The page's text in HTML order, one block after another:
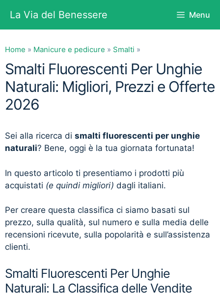
contenuto
La Via del Benessere Menu
Home » Manicure e pedicure » Smalti »
Smalti Fluorescenti Per Unghie
Naturali: Migliori, Prezzi e Offerte
2026
Sei alla ricerca di smalti fluorescenti per unghie
naturali? Bene, oggi è la tua giornata fortunata!
In questo articolo ti presentiamo i prodotti più
acquistati (e quindi migliori) dagli italiani.
Per creare questa classifica ci siamo basati sul
prezzo, sulla qualità, sul numero e sulla media delle
recensioni ricevute, sulla popolarità e sull’assistenza
clienti.
Smalti Fluorescenti Per Unghie
Naturali: La Classifica delle Vendite